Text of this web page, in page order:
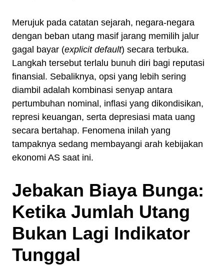
Merujuk pada catatan sejarah, negara-negara
dengan beban utang masif jarang memilih jalur
gagal bayar (explicit default) secara terbuka.
Langkah tersebut terlalu bunuh diri bagi reputasi
finansial. Sebaliknya, opsi yang lebih sering
diambil adalah kombinasi senyap antara
pertumbuhan nominal, inflasi yang dikondisikan,
represi keuangan, serta depresiasi mata uang
secara bertahap. Fenomena inilah yang
tampaknya sedang membayangi arah kebijakan
ekonomi AS saat ini.
Jebakan Biaya Bunga:
Ketika Jumlah Utang
Bukan Lagi Indikator
Tunggal